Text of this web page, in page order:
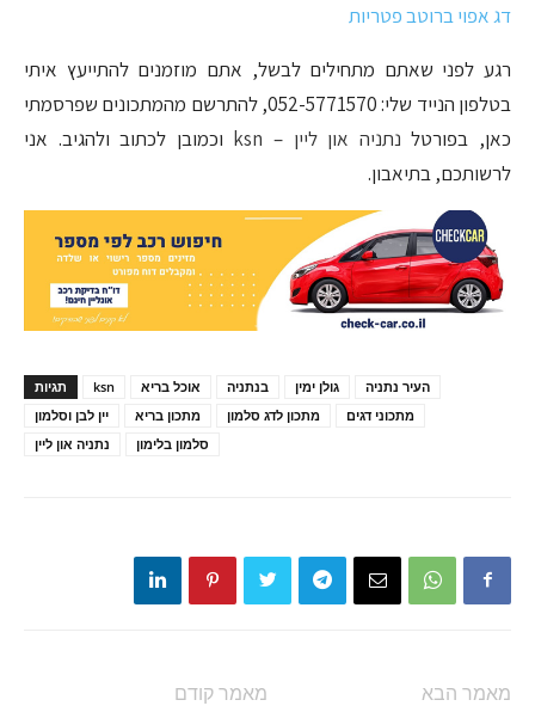
דג אפוי ברוטב פטריות
רגע לפני שאתם מתחילים לבשל, אתם מוזמנים להתייעץ איתי
בטלפון הנייד שלי: 052-5771570, להתרשם מהמתכונים שפרסמתי
כאן, בפורטל נתניה און ליין – ksn
וכמובן לכתוב ולהגיב. אני
לרשותכם, בתיאבון.
תגיות ksn אוכל בריא בנתניה גולן ימין
העיר נתניה
יין לבן וסלמון
מתכון בריא מתכון לדג סלמון
מתכוני דגים
נתניה און ליין
סלמון בלימון
מאמר קודם מאמר הבא